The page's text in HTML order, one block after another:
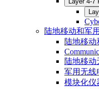
陆地移动和军
陆地移
陆地移
军用无线
模块化仪